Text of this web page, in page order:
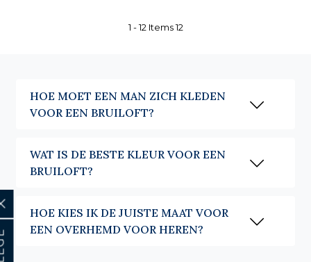
1 -12 Items12
HOE MOET EEN MAN ZICH KLEDEN
VOOR EEN BRUILOFT?
WAT IS DE BESTE KLEUR VOOR EEN
BRUILOFT?
HOE KIES IK DE JUISTE MAAT VOOR
EEN OVERHEMD VOOR HEREN?